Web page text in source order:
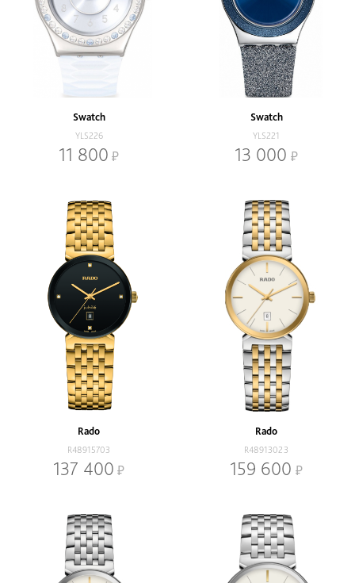
Swatch
YLS226
11 800
Swatch
YLS221
13 000
Rado
R48915703
137 400
Rado
R48913023
159 600